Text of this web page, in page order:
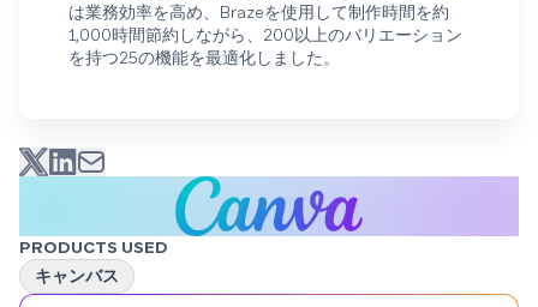
は業務効率を高め、Brazeを使用して制作時間を約
1,000時間節約しながら、200以上のバリエーション
を持つ25の機能を最適化しました。
PRODUCTS USED
キャンバス